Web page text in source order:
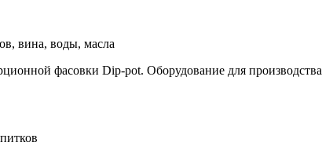
вина, воды, масла
фасовки Dip-pot. Оборудование для производства